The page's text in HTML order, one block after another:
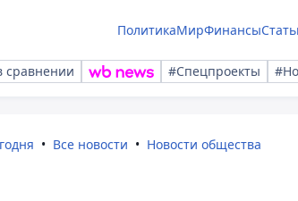
ПолитикаМирФинансы
сравнении #Спецпроекты
Все новости Новости общества